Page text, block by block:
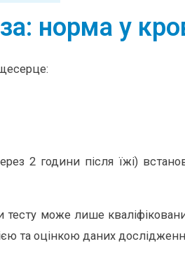
норма у
2 години після їжі)
може лише
та оцінкою даних